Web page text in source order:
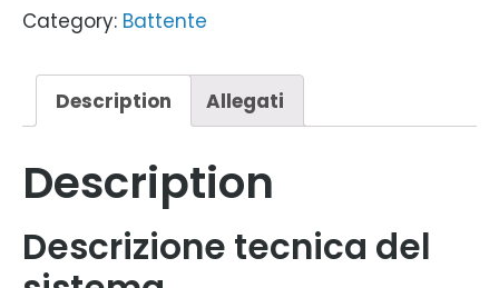
Category: Battente
Description Allegati
Description
Descrizione tecnica del